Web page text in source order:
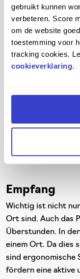
gebruikt kunnen
verbeteren. Score
om de website
toestemming voor
tracking cookies.
cookieverklaring.
Egal, ob Sie Ihre
bewegen oder nur
müssen, Sie
Es ist schön, wenn
oder Hocker sitzen
Denken Sie an
bieten viel
einwandfrei. Sie
von einem
Empfang
Wichtig ist nicht
Ort sind. Auch das
Überstunden. In
einem Ort. Da dies
sind ergonomische
fördern eine aktive